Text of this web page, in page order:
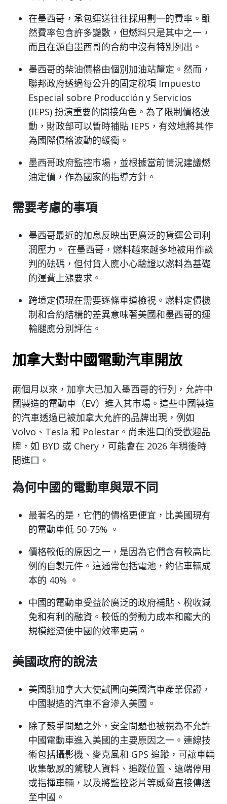
在墨西哥，承包運送往往採用劃一的費率。雖
然費率包含許多變數，但燃料只是其中之一，
而且在源自墨西哥的合約中沒有特別列出。
墨西哥的柴油價格由個別加油站釐定。然而，
聯邦政府透過每公升的固定稅項 Impuesto
Especial sobre Producción y Servicios
(IEPS) 扮演重要的間接角色。為了限制價格波
動，財政部可以暫時補貼 IEPS，有效地將其作
為國際價格波動的緩衝。
墨西哥政府監控市場，並根據當前情況建議燃
油定價，作為國家的指導方針。
需要考慮的事項
墨西哥最近的加息反映出更廣泛的貨運公司利
潤壓力。 在墨西哥，燃料越來越多地被用作談
判的砝碼，但付貨人應小心驗證以燃料為基礎
的運費上漲要求。
跨境定價現在需要逐條車道檢視。燃料定價機
制和合約結構的差異意味著美國和墨西哥的運
輸腿應分別評估。
加拿大對中國電動汽車開放
兩個月以來，加拿大已加入墨西哥的行列，允許中
國製造的電動車（EV）進入其市場。這些中國製造
的汽車透過已被加拿大允許的品牌出現，例如
Volvo、Tesla 和 Polestar。尚未進口的受歡迎品
牌，如 BYD 或 Chery，可能會在 2026 年稍後時
間進口。
為何中國的電動車與眾不同
最著名的是，它們的價格更便宜，比美國現有
的電動車低 50-75% 。
價格較低的原因之一，是因為它們含有較高比
例的自製元件。這通常包括電池，約佔車輛成
本的 40% 。
中國的電動車受益於廣泛的政府補貼、稅收減
免和有利的融資。較低的勞動力成本和龐大的
規模經濟使中國的效率更高。
美國政府的說法
美國駐加拿大大使試圖向美國汽車產業保證，
中國製造的汽車不會滲入美國。
除了競爭問題之外，安全問題也被視為不允許
中國電動車進入美國的主要原因之一。連線技
術包括攝影機、麥克風和 GPS 追蹤，可讓車輛
收集敏感的駕駛人資料、追蹤位置、遠端停用
或指揮車輛，以及將監控影片等威脅直接傳送
至中國。